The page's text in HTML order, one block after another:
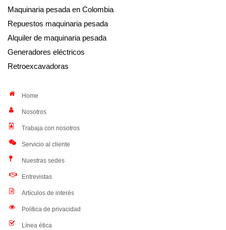
Maquinaria pesada en Colombia
Repuestos maquinaria pesada
Alquiler de maquinaria pesada
Generadores eléctricos
Retroexcavadoras
Home
Nosotros
Trabaja con nosotros
Servicio al cliente
Nuestras sedes
Entrevistas
Artículos de interés
Política de privacidad
Línea ética